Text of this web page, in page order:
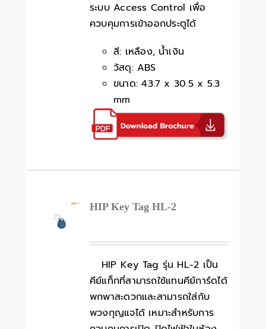
ระบบ Access Control เพื่อ
ควบคุมการเข้าออกประตูได้
สี: เหลือง, น้ำเงิน
วัสดุ: ABS
ขนาด: 43.7 x 30.5 x 5.3
mm
HIP Key Tag HL-2
HIP Key Tag รุ่น HL-2 เป็น
คีย์แท็กที่สามารถใช้แทนคีย์การ์ดได้
พกพาสะดวกและสามารถใส่กับ
พวงกุญแจได้ เหมาะสำหรับการ